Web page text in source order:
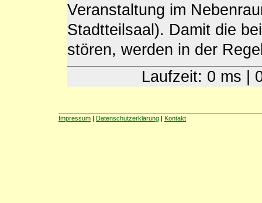
Veranstaltung im
Stadtteilsaal). Damit die
stören, werden in der
Laufzeit: 0 ms |
Impressum | Datenschutzerklärung | Kontakt